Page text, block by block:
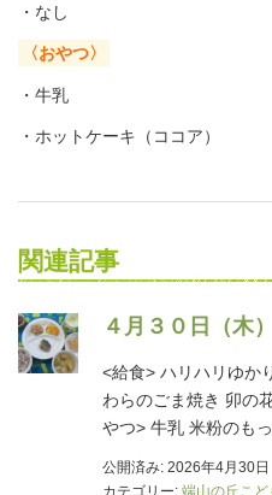
・なし
〈おやつ〉
・牛乳
・ホットケーキ（ココア）
関連記事
４月３０日（木
<給食> ハリハリゆか
わらのごま焼き 卯の
やつ> 牛乳 米粉のも
公開済み: 2026年4月30日
カテゴリー: 端山の丘こど